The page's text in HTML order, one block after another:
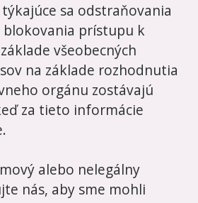
sa odstraňovania
prístupu k
všeobecných
na základe rozhodnutia
orgánu zostávajú
za tieto informácie
alebo nelegálny
nás, aby sme mohli